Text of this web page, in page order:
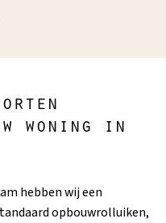
woning in
hebben wij een
opbouwrolluiken,